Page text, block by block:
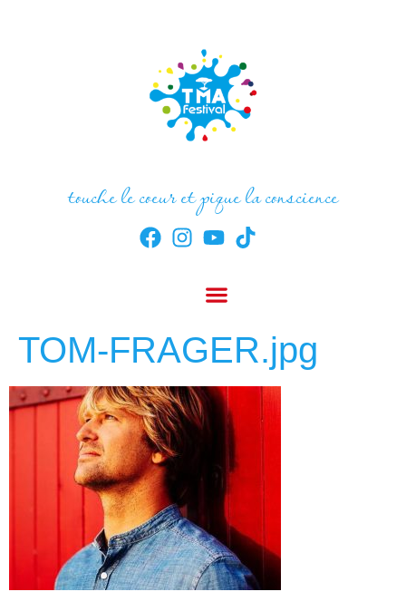
touche le coeur et pique la conscience
TOM-FRAGER.jpg